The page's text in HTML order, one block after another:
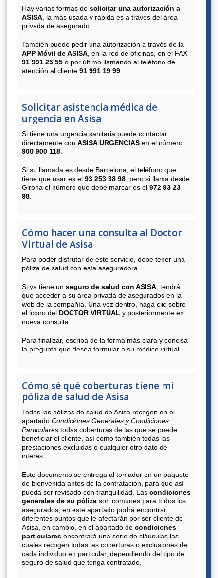
Hay varias formas de solicitar una autorización a
ASISA , la más usada y rápida es a través del área
privada de asegurado.
También puede pedir una autorización a través de la
APP Móvil de ASISA , en la red de oficinas, en el FAX
91 991 25 55 o por último llamando al teléfono de
atención al cliente 91 991 19 99
Solicitar asistencia médica de
urgencia en Asisa
Si tiene una urgencia sanitaria puede contactar
directamente con ASISA URGENCIAS en el número:
900 900 118
Si su llamada es desde Barcelona, el teléfono que
tiene que usar es el 93 253 38 98 , pero si llama desde
Girona el número que debe marcar es el 972 93 23
98
Cómo hacer una consulta al Doctor
Virtual de Asisa
Para poder disfrutar de este servicio, debe tener una
póliza de salud con esta aseguradora.
Si ya tiene un seguro de salud con ASISA , tendrá
que acceder a su área privada de asegurados en la
web de la compañía. Una vez dentro, haga clic sobre
el icono del DOCTOR VIRTUAL y posteriormente en
nueva consulta.
Para finalizar, escriba de la forma más clara y concisa
la pregunta que desea formular a su médico virtual.
Cómo sé qué coberturas tiene mi
póliza de salud de Asisa
Todas las pólizas de salud de Asisa recogen en el
apartado Condiciones Generales y Condiciones
Particulares todas coberturas de las que se puede
beneficiar el cliente, así como también todas las
prestaciones excluidas o cualquier otro dato de
interés.
Este documento se entrega al tomador en un paquete
de bienvenida antes de la contratación, para que así
pueda ser revisado con tranquilidad. Las condiciones
generales de su póliza son comunes para todos los
asegurados, en este apartado podrá encontrar
diferentes puntos que le afectarán por ser cliente de
Asisa, en cambio, en el apartado de condiciones
particulares encontrará una serie de cláusulas las
cuales recogen todas las coberturas o exclusiones de
cada individuo en particular, dependiendo del tipo de
seguro de salud que tenga contratado.